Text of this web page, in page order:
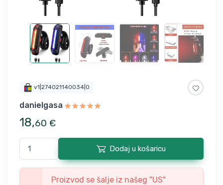
v1|274021140034|0
danielgasa
18,60 €
Dodaj u košaricu
Proizvod se šalje iz našeg "US"